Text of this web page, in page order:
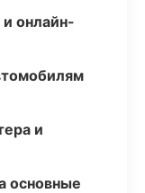
онлайн-
и
основные